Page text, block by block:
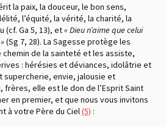
la paix, la douceur, le bon sens,
l’équité, la vérité, la charité, la
(cf. Ga 5, 13), et« Dieu n’aime que celui
(Sg 7, 28). La Sagesse protège les
chemin de la sainteté et les assiste,
: hérésies et déviances, idolâtrie et
envie, jalousie et
frères, elle est le don de l’Esprit Saint
en premier, et que nous vous invitons
à votre Père du Ciel(5) :